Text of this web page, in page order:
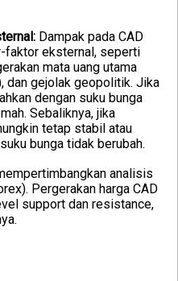
Dampak pada CAD
faktor eksternal, seperti
mata uang utama
dan gejolak geopolitik. Jika
dengan suku bunga
Sebaliknya, jika
tetap stabil atau
bunga tidak berubah.
analisis
Pergerakan harga CAD
support dan resistance,